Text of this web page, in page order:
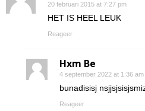
20 februari 2015 at 7:27 pm
HET IS HEEL LEUK
Reageer
Hxm Be
4 september 2022 at 1:36 am
bunadisisj
Reageer